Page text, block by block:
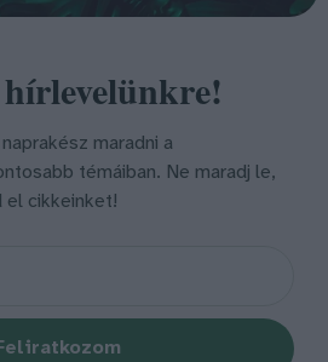
maradni a
témáiban. Ne maradj le,
el cikkeinket!